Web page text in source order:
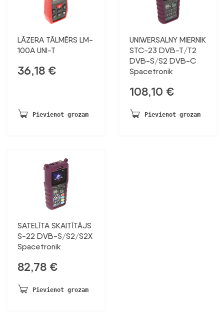
LĀZERA TĀLMĒRS LM-
100A UNI-T
36,18 €
Pievienot grozam
UNIWERSALNY MIERNIK
STC-23 DVB-T/T2
DVB-S/S2 DVB-C
Spacetronik
108,10 €
Pievienot grozam
SATELĪTA SKAITĪTĀJS
S-22 DVB-S/S2/S2X
Spacetronik
82,78 €
Pievienot grozam